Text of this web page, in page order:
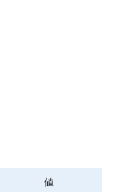
20A step-down
5.5V makes it
or USB power
値